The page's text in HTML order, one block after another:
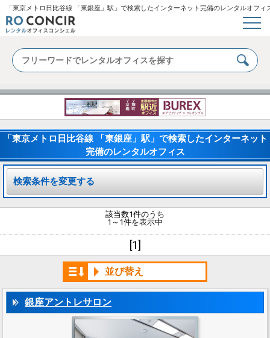
「東京メトロ日比谷線 「東銀座」駅」で検索したインターネット完備のレンタルオフィ
「東京メトロ日比谷線 「東銀座」駅」で検索したインターネット
完備のレンタルオフィス
検索条件を変更する
該当数1件のうち
1～1件を表示中
[1]
並び替え
銀座アントレサロン